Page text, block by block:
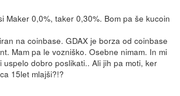
Maker 0,0%, taker 0,30%. Bom pa še kucoin
na coinbase. GDAX je borza od coinbase
Mam pa le vozniško. Osebne nimam. In mi
uspelo dobro poslikati.. Ali jih pa moti, ker
15let mlajši?!?